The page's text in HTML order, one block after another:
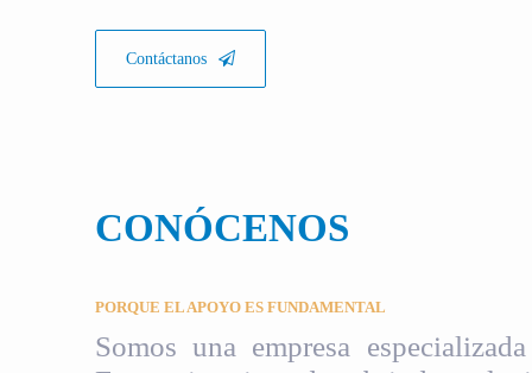
Contáctanos
CONÓCENOS
PORQUE EL APOYO ES FUNDAMENTAL
Somos una empresa